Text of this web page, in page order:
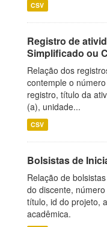
CSV
Registro de
Simplificado ou
Relação dos
contemple o
registro, título da
(a), unidade...
CSV
Bolsistas de
Relação de
do discente,
título, id do projeto,
acadêmica.